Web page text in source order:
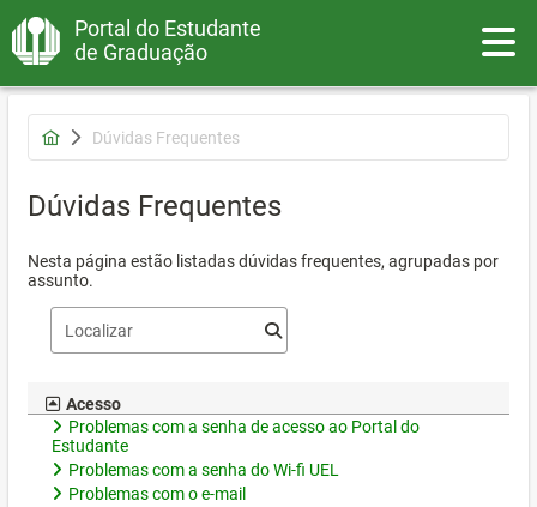
Portal do Estudante
de Graduação
Dúvidas Frequentes
Dúvidas Frequentes
Nesta página estão listadas dúvidas frequentes, agrupadas por
assunto.
Acesso
Problemas com a senha de acesso ao Portal do
Estudante
Problemas com a senha do Wi-fi UEL
Problemas com o e-mail